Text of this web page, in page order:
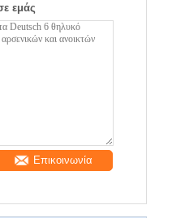
εμάς
Επικοινωνία